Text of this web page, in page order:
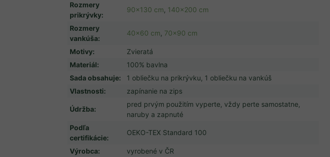
Rozmery
prikrývky:
90x130 cm 140x200 cm
Rozmery
vankúša:
40x60 cm 70x90 cm
Motivy:
Zvieratá
Materiál:
100% bavlna
Sada obsahuje:
1 obliečku na prikrývku, 1 obliečku na vankúš
Vlastnosti: zapínanie na zips
Údržba:
pred prvým použitím vyperte, vždy perte samostatne,
naruby a zapnuté
Podľa
certifikácie:
OEKO-TEX Standard 100
Výrobca: vyrobené v ČR